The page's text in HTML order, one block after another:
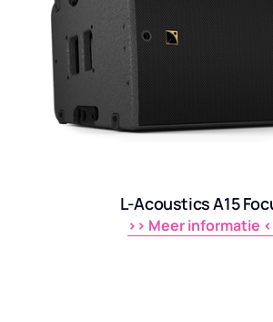
L-Acoustics A15
>> Meer informatie